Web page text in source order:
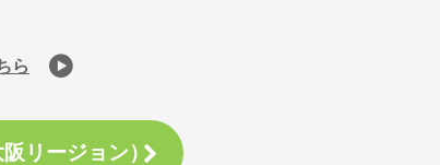
ら
リージョン）